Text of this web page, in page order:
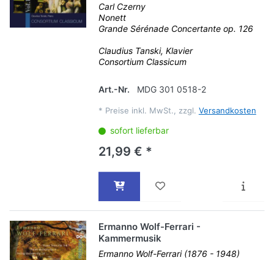
Carl Czerny
Nonett
Grande Sérénade Concertante op. 126
Claudius Tanski, Klavier
Consortium Classicum
Art.-Nr. MDG 301 0518-2
* Preise inkl. MwSt., zzgl. Versandkosten
sofort lieferbar
21,99 € *
Ermanno Wolf-Ferrari -
Kammermusik
Ermanno Wolf-Ferrari (1876 - 1948)